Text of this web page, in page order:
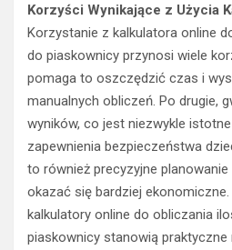
Korzyści Wynikające z Użycia
Korzystanie z kalkulatora online
do piaskownicy przynosi wiele
pomaga to oszczędzić czas i
manualnych obliczeń. Po drugie,
wyników, co jest niezwykle
zapewnienia bezpieczeństwa
to również precyzyjne
okazać się bardziej
kalkulatory online do obliczania
piaskownicy stanowią praktyczne